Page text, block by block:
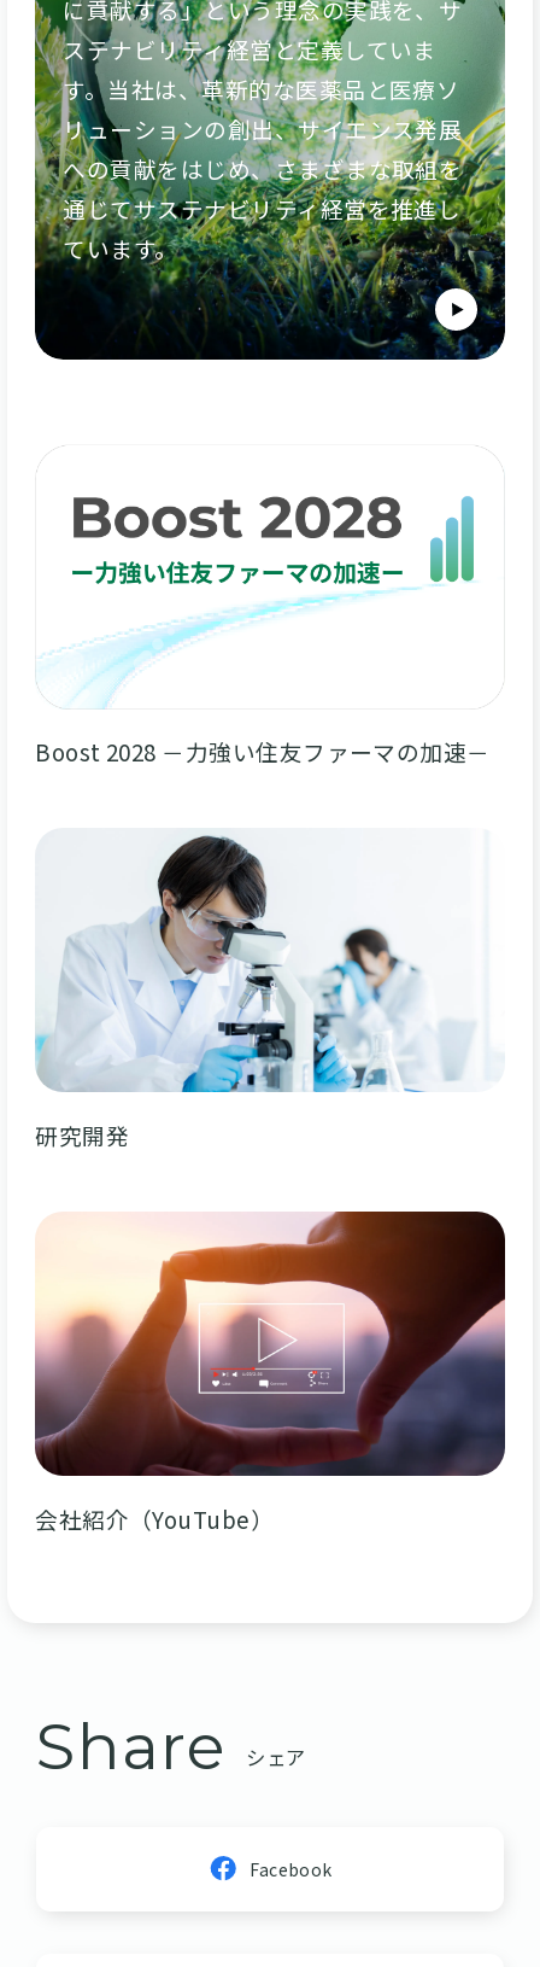
に貢献する」という理念の実践を、サ
ステナビリティ経営と定義していま
す。当社は、革新的な医薬品と医療ソ
リューションの創出、サイエンス発展
への貢献をはじめ、さまざまな取組を
通じてサステナビリティ経営を推進し
ています。
Boost 2028 －力強い住友ファーマの加速－
研究開発
会社紹介（YouTube）
Share シェア
Facebook